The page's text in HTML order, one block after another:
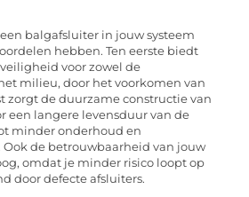
balgafsluiter in jouw systeem
hebben. Ten eerste biedt
voor zowel de
milieu, door het voorkomen van
zorgt de duurzame constructie van
een langere levensduur van de
minder onderhoud en
de betrouwbaarheid van jouw
omdat je minder risico loopt op
door defecte afsluiters.